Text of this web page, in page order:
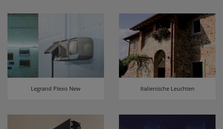
Legrand Plexo New Italienische Leuchten